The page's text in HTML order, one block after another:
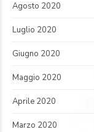
Agosto 2020
Luglio 2020
Giugno 2020
Maggio 2020
Aprile 2020
Marzo 2020